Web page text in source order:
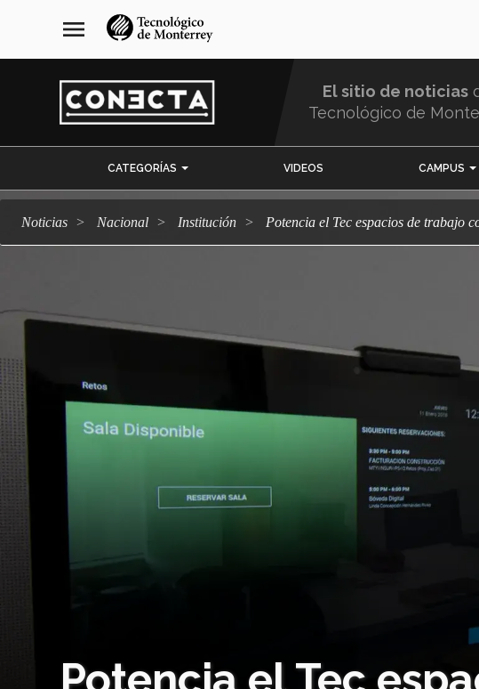
navegación
principal
menu
El sitio de noticias
Tecnológico de
CATEGORÍAS VIDEOS CAMPUS
Noticias Nacional Institución Potencia el Tec espacios de trabajo
Potencia el Tec